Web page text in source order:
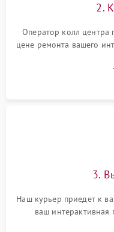
2.
Оператор колл центра
цене ремонта вашего
3.
Наш курьер приедет к
ваш интерактивная